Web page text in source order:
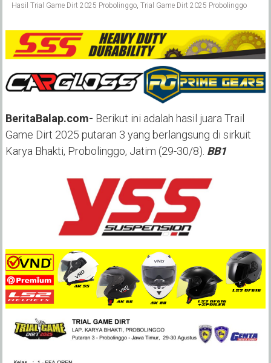
Hasil Trial Game Dirt 2025 Probolinggo, Trial Game Dirt 2025 Probolinggo
BeritaBalap.com- Berikut ini adalah hasil juara Trail
Game Dirt 2025 putaran 3 yang berlangsung di sirkuit
Karya Bhakti, Probolinggo, Jatim (29-30/8). BB1